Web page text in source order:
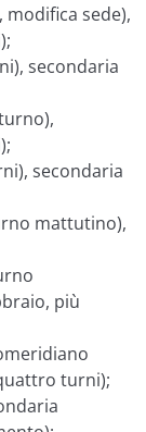
sede),
secondaria
secondaria
mattutino),
più
turni);